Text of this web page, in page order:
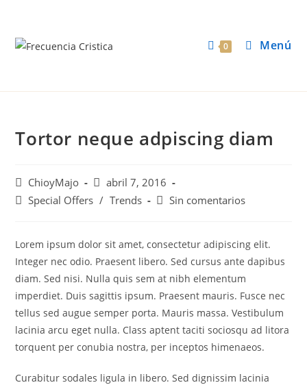
0 Menú
Tortor neque adpiscing diam
ChioyMajo
abril 7, 2016
Special Offers / Trends Sin comentarios
Lorem ipsum dolor sit amet, consectetur adipiscing elit.
Integer nec odio. Praesent libero. Sed cursus ante dapibus
diam. Sed nisi. Nulla quis sem at nibh elementum
imperdiet. Duis sagittis ipsum. Praesent mauris. Fusce nec
tellus sed augue semper porta. Mauris massa. Vestibulum
lacinia arcu eget nulla. Class aptent taciti sociosqu ad litora
torquent per conubia nostra, per inceptos himenaeos.
Curabitur sodales ligula in libero. Sed dignissim lacinia